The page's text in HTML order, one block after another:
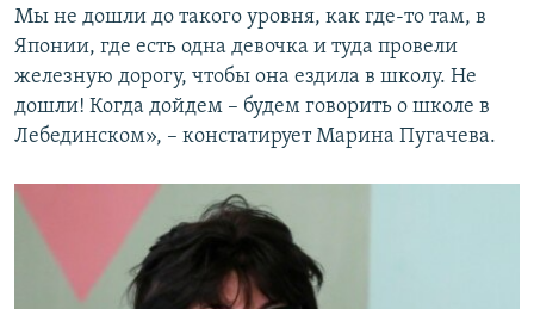
Мы не дошли до такого уровня, как где-то там, в
Японии, где есть одна девочка и туда провели
железную дорогу, чтобы она ездила в школу. Не
дошли! Когда дойдем – будем говорить о школе в
Лебединском», – констатирует Марина Пугачева.